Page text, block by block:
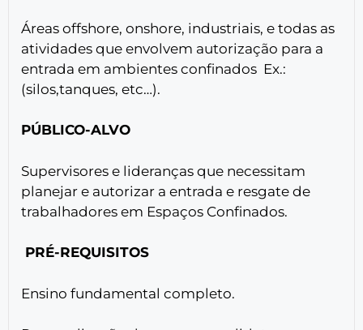
Áreas offshore, onshore, industriais, e todas as
atividades que envolvem autorização para a
entrada em ambientes confinados Ex.:
(silos,tanques, etc…).
PÚBLICO-ALVO
Supervisores e lideranças que necessitam
planejar e autorizar a entrada e resgate de
trabalhadores em Espaços Confinados.
PRÉ-REQUISITOS
Ensino fundamental completo.